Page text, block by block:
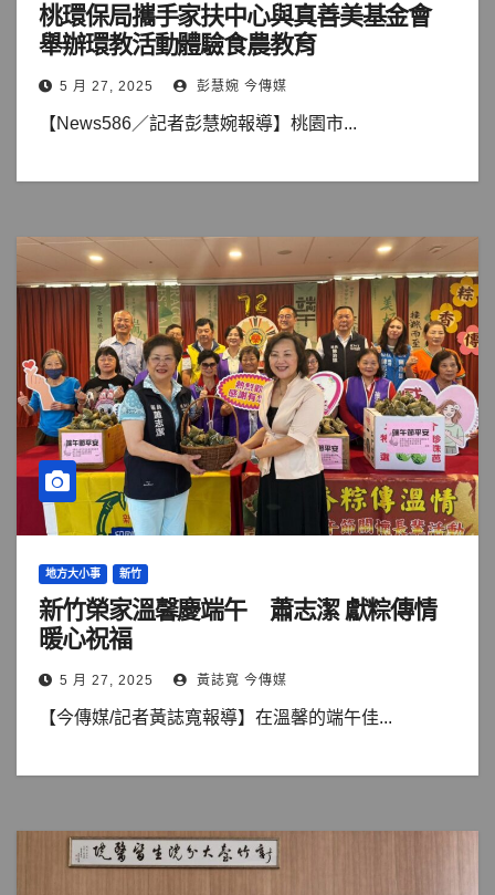
桃環保局攜手家扶中心與真善美基金會
舉辦環教活動體驗食農教育
5 月 27, 2025 彭慧婉 今傳媒
【News586／記者彭慧婉報導】桃園市...
地方大小事 新竹
新竹榮家溫馨慶端午 蕭志潔 獻粽傳情
暖心祝福
5 月 27, 2025 黃誌寬 今傳媒
【今傳媒/記者黃誌寬報導】在溫馨的端午佳...